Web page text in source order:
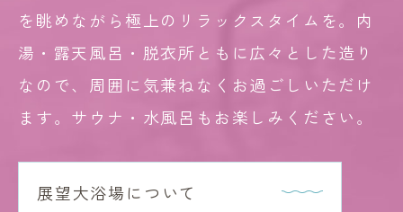
を眺めながら極上のリラックスタイムを。内
湯・露天風呂・脱衣所ともに広々とした造り
なので、周囲に気兼ねなくお過ごしいただけ
ます。サウナ・水風呂もお楽しみください。
展望大浴場について